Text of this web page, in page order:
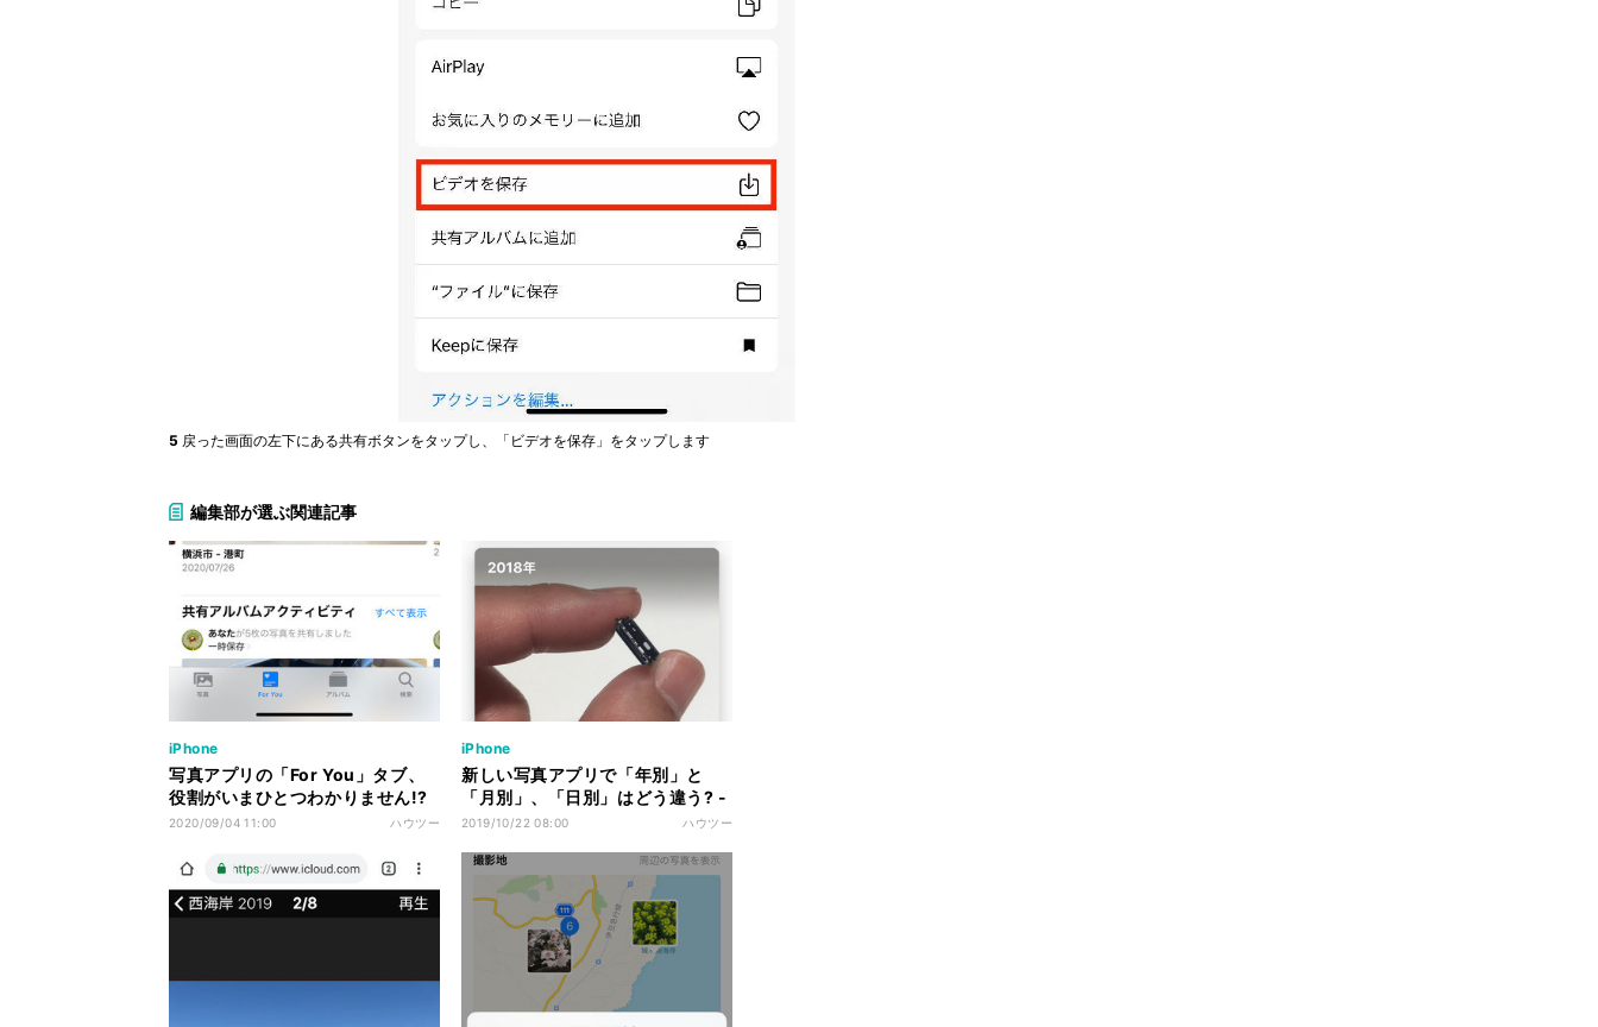
5 戻った画面の左下にある共有ボタンをタップし、「ビデオを保存」をタップします
編集部が選ぶ関連記事
iPhone
写真アプリの「For You」タブ、
役割がいまひとつわかりません!?
- いまさら聞けないiPhoneのなぜ
2020/09/04 11:00 ハウツー
iPhone
新しい写真アプリで「年別」と
「月別」、「日別」はどう違う? -
いまさら聞けないiPhoneのなぜ
2019/10/22 08:00 ハウツー